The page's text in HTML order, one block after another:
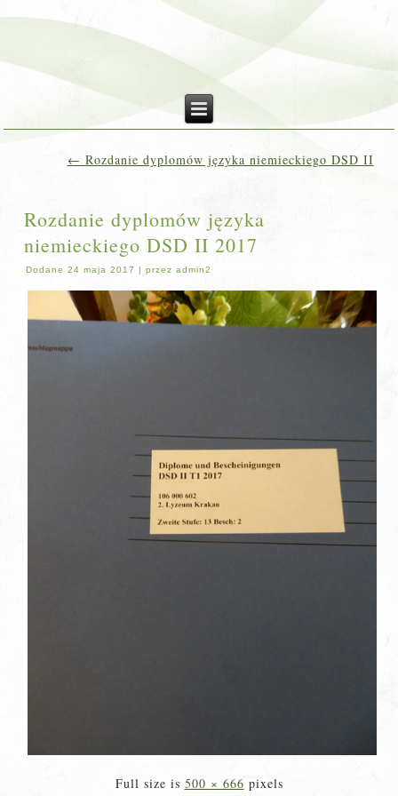
← Rozdanie dyplomów języka niemieckiego DSD II
Rozdanie dyplomów języka
niemieckiego DSD II 2017
Dodane 24 maja 2017 |przez admin2
Full size is 500 × 666 pixels